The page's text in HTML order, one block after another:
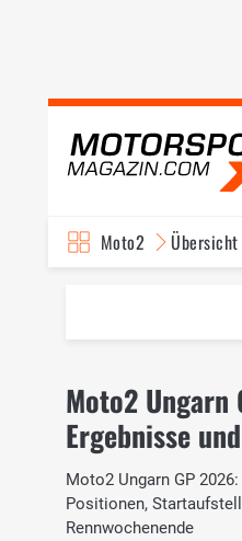
Moto2 Übersicht
Moto2 Ungarn
Ergebnisse
Moto2 Ungarn GP
Positionen,
Rennwochenende